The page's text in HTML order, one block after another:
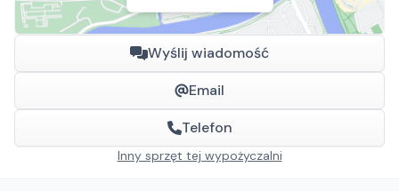
Wyślij wiadomość
Email
Telefon
Inny sprzęt tej wypożyczalni